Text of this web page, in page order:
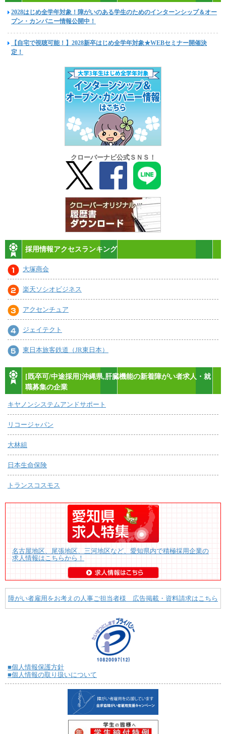
2028はじめ全学年対象！障がいのある学生のためのインターンシップ＆オー
プン・カンパニー情報公開中！
【自宅で視聴可能！】2028新卒はじめ全学年対象★WEBセミナー開催決
定！
クローバーナビ公式ＳＮＳ！
採用情報アクセスランキング
大塚商会
楽天ソシオビジネス
アクセンチュア
ジェイテクト
東日本旅客鉄道（JR東日本）
[既卒可/中途採用]沖縄県,肝臓機能の新着障がい者求人・就
職募集の企業
キヤノンシステムアンドサポート
リコージャパン
大林組
日本生命保険
トランスコスモス
名古屋地区、尾張地区、三河地区など、愛知県内で積極採用企業の
求人情報はこちらから！
障がい者雇用をお考えの人事ご担当者様 広告掲載・資料請求はこちら
■個人情報保護方針
■個人情報の取り扱いについて